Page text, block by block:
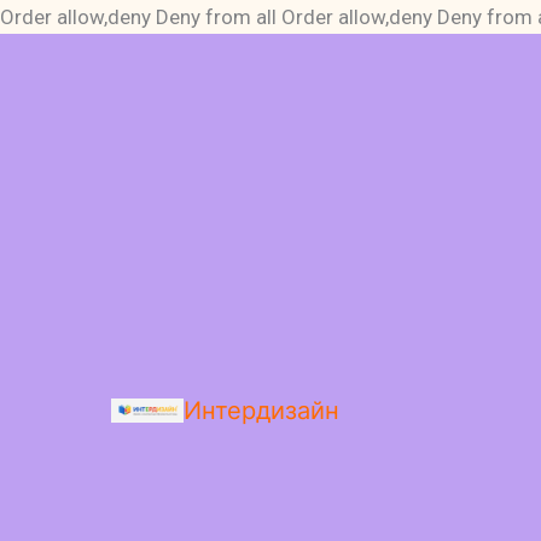
Order allow,deny Deny from all Order allow,deny Deny from
Интердизайн